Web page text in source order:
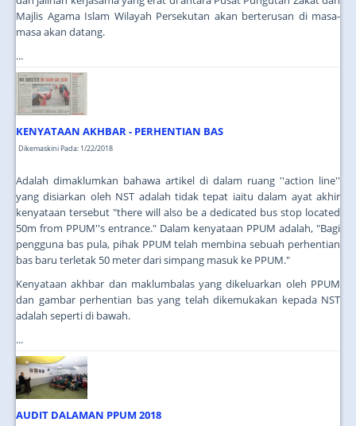
Majlis Agama Islam Wilayah Persekutan akan berterusan di masa-
masa akan datang.
...
KENYATAAN AKHBAR - PERHENTIAN BAS
Dikemaskini Pada: 1/22/2018
Adalah dimaklumkan bahawa artikel di dalam ruang ''action line''
yang disiarkan oleh NST adalah tidak tepat iaitu dalam ayat akhir
kenyataan tersebut "there will also be a dedicated bus stop located
50m from PPUM''s entrance." Dalam kenyataan PPUM adalah, "Bagi
pengguna bas pula, pihak PPUM telah membina sebuah perhentian
bas baru terletak 50 meter dari simpang masuk ke PPUM."
Kenyataan akhbar dan maklumbalas yang dikeluarkan oleh PPUM
dan gambar perhentian bas yang telah dikemukakan kepada NST
adalah seperti di bawah.
...
AUDIT DALAMAN PPUM 2018